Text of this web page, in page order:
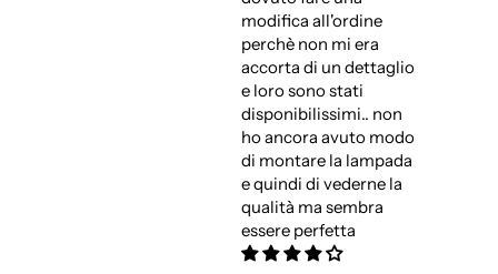
modifica all'ordine
perchè non mi era
accorta di un dettaglio
e loro sono stati
disponibilissimi.. non
ho ancora avuto modo
di montare la lampada
e quindi di vederne la
qualità ma sembra
essere perfetta